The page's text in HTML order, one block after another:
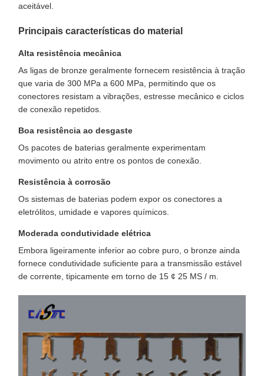
aceitável.
Principais características do material
Alta resistência mecânica
As ligas de bronze geralmente fornecem resistência à tração
que varia de 300 MPa a 600 MPa, permitindo que os
conectores resistam a vibrações, estresse mecânico e ciclos
de conexão repetidos.
Boa resistência ao desgaste
Os pacotes de baterias geralmente experimentam
movimento ou atrito entre os pontos de conexão.
Resistência à corrosão
Os sistemas de baterias podem expor os conectores a
eletrólitos, umidade e vapores químicos.
Moderada condutividade elétrica
Embora ligeiramente inferior ao cobre puro, o bronze ainda
fornece condutividade suficiente para a transmissão estável
de corrente, tipicamente em torno de 15 ¢ 25 MS / m.